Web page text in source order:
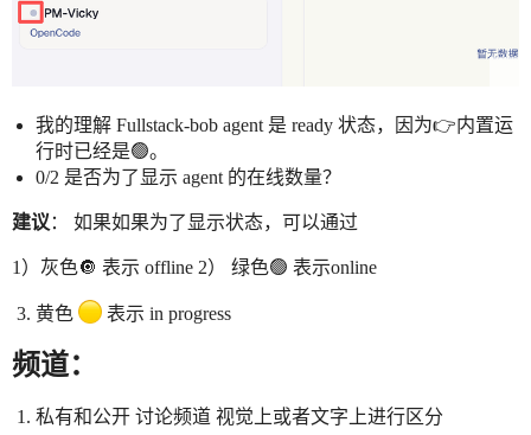
我的理解 Fullstack-bob agent 是 ready 状态，因为👉内置运
行时已经是🟢。
0/2 是否为了显示 agent 的在线数量？
建议 ： 如果如果为了显示状态，可以通过
1）灰色🔘 表示 offline 2） 绿色🟢 表示online
黄色 表示 in progress
频道：
私有和公开 讨论频道 视觉上或者文字上进行区分